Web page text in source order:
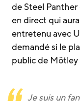
de Steel
en direct qui
entretenu avec
demandé si le
public de Mötley
Je suis un